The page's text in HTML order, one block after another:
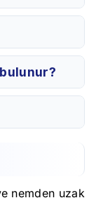
nemden uzak